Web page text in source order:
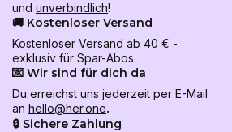
und unverbindlich!
🚚 Kostenloser Versand
Kostenloser Versand ab 40 € -
exklusiv für Spar-Abos.
💌 Wir sind für dich da
Du erreichst uns jederzeit per E-Mail
an hello@her.one.
🔒 Sichere Zahlung